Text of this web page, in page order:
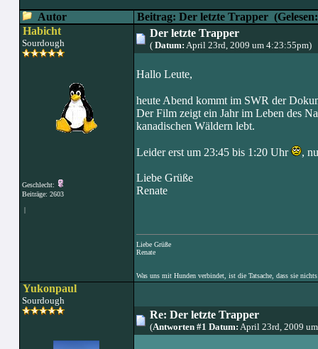
Autor
Beitrag: Der letzte Trapper
Habicht
Sourdough
Geschlecht:
Beiträge: 2603
|
Der letzte Trapper
(Datum: April 23rd, 2009 um 4:23:55pm)
Hallo Leute,
heute Abend kommt im SWR der
Der Film zeigt ein Jahr im Leben des
kanadischen Wäldern lebt.
Leider erst um 23:45 bis 1:20 Uhr ,
Liebe Grüße
Renate
Liebe Grüße
Renate
Was uns mit Hunden verbindet, ist die Tatsache, dass sie nichts
Yukonpaul
Sourdough
Re: Der letzte Trapper
(Antworten #1 Datum: April 23rd, 2009